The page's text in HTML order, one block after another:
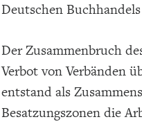
Deutschen
Der Zusammenbruch
Verbot von Verbänden
entstand als
Besatzungszonen die